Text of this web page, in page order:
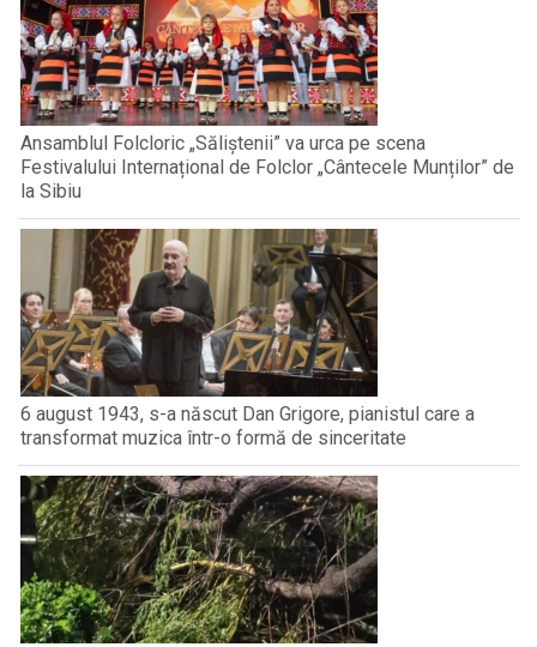
Ansamblul Folcloric „Săliștenii” va urca pe scena
Festivalului Internațional de Folclor „Cântecele Munților” de
la Sibiu
6 august 1943, s-a născut Dan Grigore, pianistul care a
transformat muzica într-o formă de sinceritate